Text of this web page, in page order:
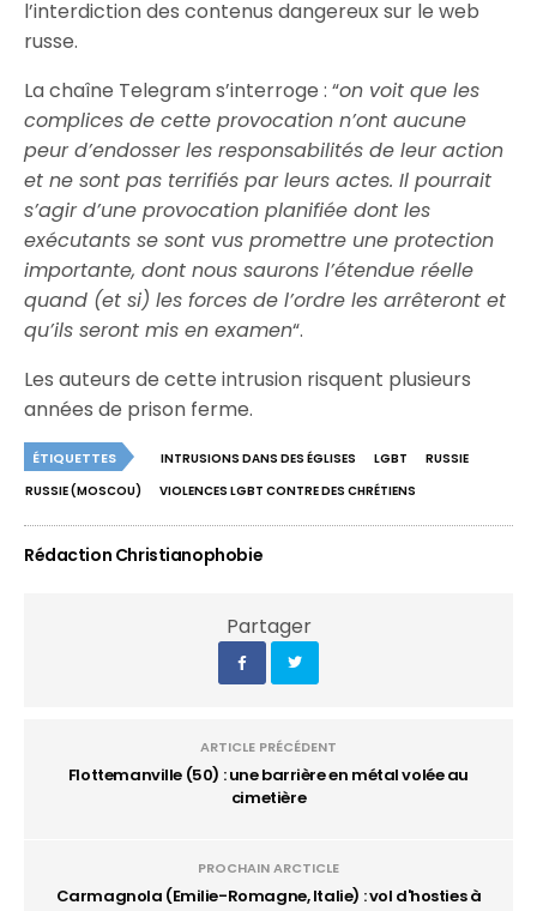
l’interdiction des contenus dangereux sur le web
russe.
La chaîne Telegram s’interroge : “on voit que les
complices de cette provocation n’ont aucune
peur d’endosser les responsabilités de leur action
et ne sont pas terrifiés par leurs actes. Il pourrait
s’agir d’une provocation planifiée dont les
exécutants se sont vus promettre une protection
importante, dont nous saurons l’étendue réelle
quand (et si) les forces de l’ordre les arrêteront et
qu’ils seront mis en examen“.
Les auteurs de cette intrusion risquent plusieurs
années de prison ferme.
ÉTIQUETTES INTRUSIONS DANS DES ÉGLISES LGBT
RUSSIE
RUSSIE (MOSCOU)
VIOLENCES LGBT CONTRE DES CHRÉTIENS
Rédaction Christianophobie
Partager
ARTICLE PRÉCÉDENT
Flottemanville (50) : une barrière en métal volée au
cimetière
PROCHAIN ARCTICLE
Carmagnola (Emilie-Romagne, Italie) : vol d'hosties à